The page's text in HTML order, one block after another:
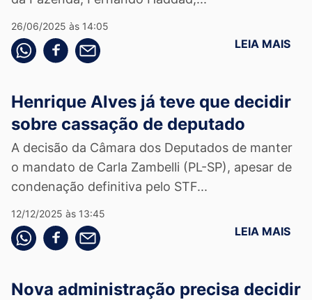
26/06/2025 às 14:05
Compartilhe pelo whatsapp
Compartilhar no facebook
Compartilhe pelo email LEIA MAIS
Henrique Alves já teve que decidir
sobre cassação de deputado
A decisão da Câmara dos Deputados de manter
o mandato de Carla Zambelli (PL-SP), apesar de
condenação definitiva pelo STF...
12/12/2025 às 13:45
Compartilhe pelo whatsapp
Compartilhar no facebook
Compartilhe pelo email LEIA MAIS
Nova administração precisa decidir